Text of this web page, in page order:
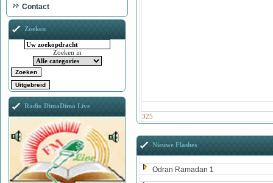
325
Nieuwe Flashes
Odran Ramadan 1
Contact
Zoeken
Zoeken in
Radio DimaDima Live